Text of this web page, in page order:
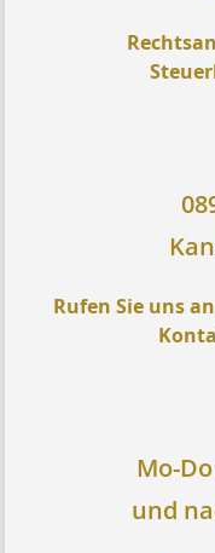
Rufen Sie uns
Mo-
und